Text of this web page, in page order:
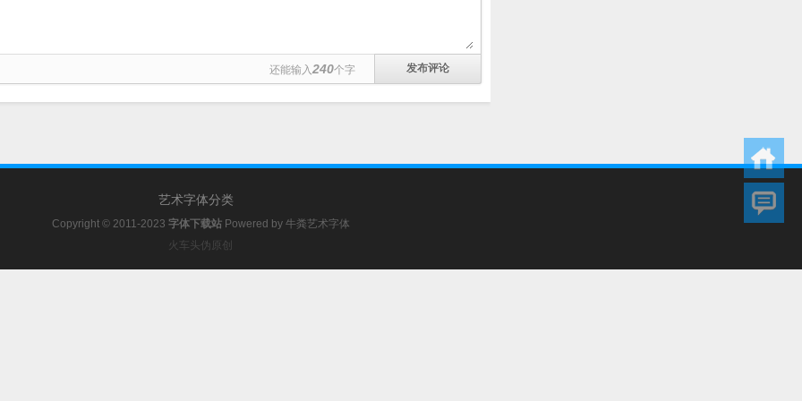
还能输入240个字
艺术字体分类
Copyright © 2011-2023 字体下载站 Powered by 牛粪艺术字体
火车头伪原创